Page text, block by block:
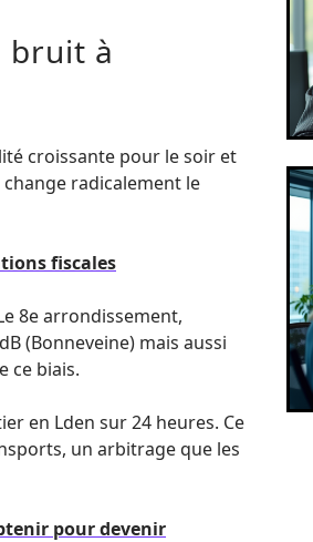
bruit à
croissante pour le soir et
radicalement le
fiscales
8e arrondissement,
(Bonneveine) mais aussi
ce biais.
en Lden sur 24 heures. Ce
un arbitrage que les
pour devenir